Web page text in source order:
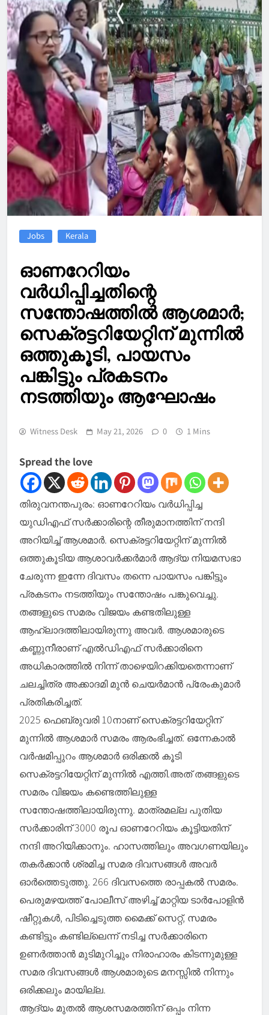
Jobs Kerala
ഓണറേറിയം
വര്‍ധിപ്പിച്ചതിന്റെ
സന്തോഷത്തില്‍ ആശമാര്‍;
സെക്രട്ടറിയേറ്റിന് മുന്നില്‍
ഒത്തുകൂടി, പായസം
പങ്കിട്ടും പ്രകടനം
നടത്തിയും ആഘോഷം
Witness Desk May 21, 2026 0 1 Mins
Spread the love
തിരുവനന്തപുരം: ഓണറേറിയം വർധിപ്പിച്ച
യുഡിഎഫ് സർക്കാരിന്റെ തീരുമാനത്തിന് നന്ദി
അറിയിച്ച്‌ ആശമാർ. സെക്രട്ടറിയേറ്റിന് മുന്നില്‍
ഒത്തുകൂടിയ ആശാവർക്കർമാർ ആദ്യ നിയമസഭാ
ചേരുന്ന ഇന്നേ ദിവസം തന്നെ പായസം പങ്കിട്ടും
പ്രകടനം നടത്തിയും സന്തോഷം പങ്കുവെച്ചു.
തങ്ങളുടെ സമരം വിജയം കണ്ടതിലുള്ള
ആഹ്ലാദത്തിലായിരുന്നു അവർ. ആശമാരുടെ
കണ്ണുനീരാണ് എല്‍ഡിഎഫ് സർക്കാരിനെ
അധികാരത്തില്‍ നിന്ന് താഴെയിറക്കിയതെന്നാണ്
ചലച്ചിത്ര അക്കാദമി മുൻ ചെയർമാൻ പ്രേംകുമാർ
പ്രതികരിച്ചത്.
2025 ഫെബ്രുവരി 10നാണ് സെക്രട്ടറിയേറ്റിന്
മുന്നില്‍ ആശമാർ സമരം ആരംഭിച്ചത്. ഒന്നേകാല്‍
വർഷമിപ്പുറം ആശമാർ ഒരിക്കല്‍ കൂടി
സെക്രട്ടറിയേറ്റിന് മുന്നില്‍ എത്തി.അത് തങ്ങളുടെ
സമരം വിജയം കണ്ടെത്തിലുള്ള
സന്തോഷത്തിലായിരുന്നു. മാത്രമല്ല പുതിയ
സർക്കാരിന് 3000 രൂപ ഓണറേറിയം കൂട്ടിയതിന്
നന്ദി അറിയിക്കാനും. ഹാസത്തിലും അവഗണയിലും
തകർക്കാൻ ശ്രമിച്ച സമര ദിവസങ്ങള്‍ അവർ
ഓർത്തെടുത്തു. 266 ദിവസത്തെ രാപ്പകല്‍ സമരം.
പെരുമഴയത്ത് പോലീസ് അഴിച്ച്‌ മാറ്റിയ ടാർപോളിൻ
ഷീറ്റുകള്‍, പിടിച്ചെടുത്ത മൈക്ക് സെറ്റ്, സമരം
കണ്ടിട്ടും കണ്ടില്ലെന്ന് നടിച്ച സർക്കാരിനെ
ഉണർത്താൻ മുടിമുറിച്ചും നിരാഹാരം കിടന്നുമുള്ള
സമര ദിവസങ്ങള്‍ ആശമാരുടെ മനസ്സില്‍ നിന്നും
ഒരിക്കലും മായില്ല.
ആദ്യം മുതല്‍ ആശസമരത്തിന് ഒപ്പം നിന്ന